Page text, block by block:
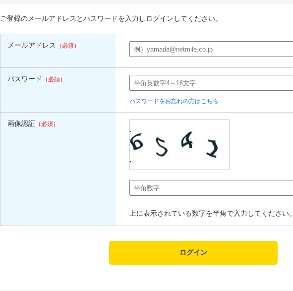
ご登録のメールアドレスとパスワードを入力しログインしてください。
メールアドレス （必須）
パスワード （必須）
パスワードをお忘れの方はこちら
画像認証 （必須）
上に表示されている数字を半角で入力してください。